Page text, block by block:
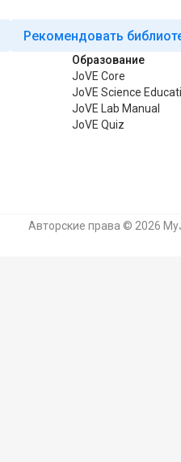
Рекомендовать
Образование
JoVE Core
JoVE Science
JoVE Lab Manual
JoVE Quiz
Авторские права © 2026